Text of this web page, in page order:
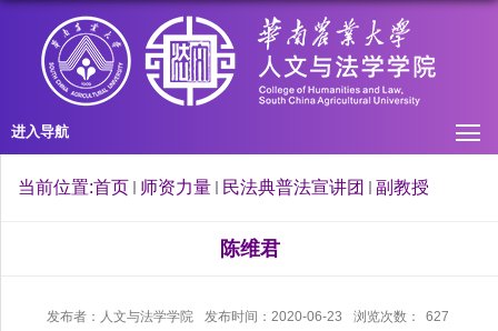
进入导航
当前位置:首页 师资力量 民法典普法宣讲团 副教授
陈维君
发布者：人文与法学学院 发布时间：2020-06-23 浏览次数： 627